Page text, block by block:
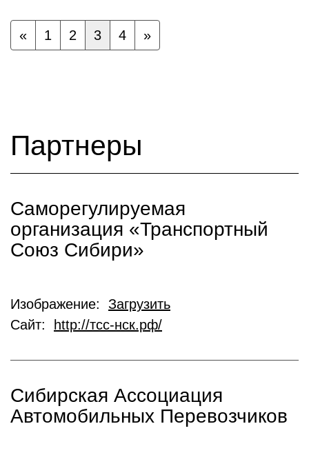
« 1 2 3 4 »
Партнеры
Саморегулируемая
организация «Транспортный
Союз Сибири»
Изображение: Загрузить
Сайт:
http://тсс-нск.рф/
Сибирская Ассоциация
Автомобильных Перевозчиков